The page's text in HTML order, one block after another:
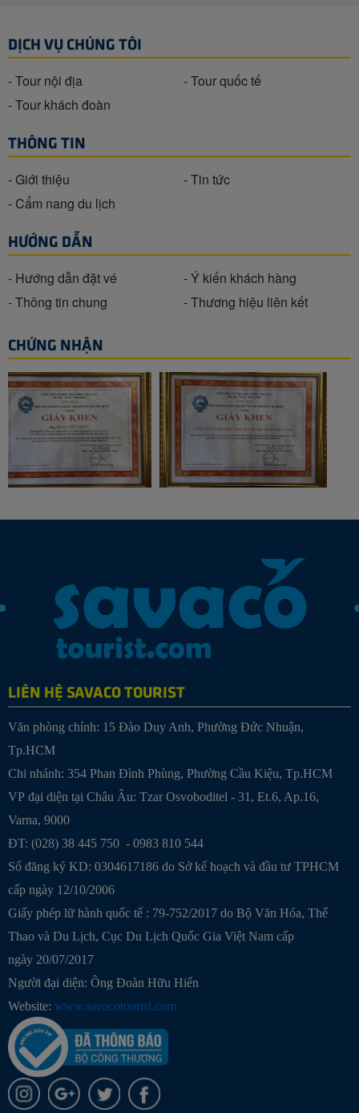
DỊCH VỤ CHÚNG TÔI
- Tour nội địa
- Tour quốc tế
- Tour khách đoàn
THÔNG TIN
- Giới thiệu
- Tin tức
- Cẩm nang du lịch
HƯỚNG DẪN
- Hướng dẫn đặt vé
- Ý kiến khách hàng
- Thông tin chung
- Thương hiệu liên kết
CHỨNG NHẬN
LIÊN HỆ SAVACO TOURIST
Văn phòng chính: 15 Đào Duy Anh, Phường Đức Nhuận,
Tp.HCM
Chi nhánh: 354 Phan Đình Phùng, Phường Cầu Kiệu, Tp.HCM
VP đại diện tại Châu Âu: Tzar Osvoboditel - 31, Et.6, Ap.16,
Varna, 9000
ĐT: (028) 38 445 750 - 0983 810 544
Số đăng ký KD: 0304617186 do Sở kế hoạch và đầu tư TPHCM
cấp ngày 12/10/2006
Giấy phép lữ hành quốc tế : 79-752/2017 do Bộ Văn Hóa, Thể
Thao và Du Lịch, Cục Du Lịch Quốc Gia Việt Nam cấp
ngày 20/07/2017
Người đại diện: Ông Đoàn Hữu Hiển
Website: www.savacotourist.com